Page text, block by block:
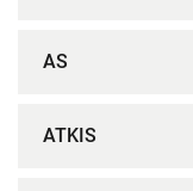
AS
ATKIS